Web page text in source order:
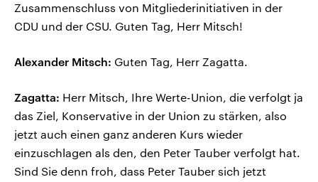
Zusammenschluss von Mitgliederinitiativen in der
CDU und der CSU. Guten Tag, Herr Mitsch!
Alexander Mitsch: Guten Tag, Herr Zagatta.
Zagatta: Herr Mitsch, Ihre Werte-Union, die verfolgt ja
das Ziel, Konservative in der Union zu stärken, also
jetzt auch einen ganz anderen Kurs wieder
einzuschlagen als den, den Peter Tauber verfolgt hat.
Sind Sie denn froh, dass Peter Tauber sich jetzt